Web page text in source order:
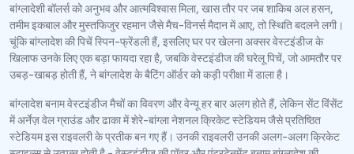
बांग्लादेशी बॉलर्स को अनुभव और आत्मविश्वास मिला, खास तौर पर जब शाकिब अल हसन,
तमीम इकबाल और मुस्तफिजुर रहमान जैसे मैच-विनर्स मैदान में आए, तो स्थिति बदलने लगी।
चूंकि बांग्लादेश की पिचें स्पिन-फ्रेंडली हैं, इसलिए घर पर खेलना अक्सर वेस्टइंडीज के
खिलाफ उनके लिए एक बड़ा फायदा रहा है, जबकि वेस्टइंडीज की घरेलू पिचें, जो आमतौर पर
उबड़-खाबड़ होती हैं, ने बांग्लादेश के बैटिंग ऑर्डर को कड़ी परीक्षा में डाला है।
बांग्लादेश बनाम वेस्टइंडीज मैचों का विवरण और वेन्यू हर बार अलग होते हैं, लेकिन सेंट विंसेंट
में अर्नेज़ वेल ग्राउंड और ढाका में शेरे-बांग्ला नेशनल क्रिकेट स्टेडियम जैसे प्रतिष्ठित
स्टेडियम इस राइवलरी के प्रतीक बन गए हैं। उनकी राइवलरी उनकी अलग-अलग क्रिकेट